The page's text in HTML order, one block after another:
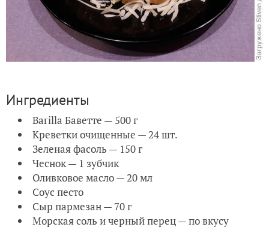
Ингредиенты
Barilla Баветте — 500 г
Креветки очищенные — 24 шт.
Зеленая фасоль — 150 г
Чеснок — 1 зубчик
Оливковое масло — 20 мл
Соус песто
Сыр пармезан — 70 г
Морская соль и черный перец — по вкусу